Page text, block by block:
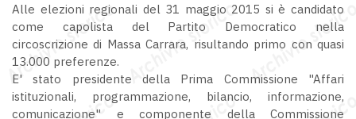
Alle elezioni regionali del 31 maggio 2015 si è candidato
come capolista del Partito Democratico nella
circoscrizione di Massa Carrara, risultando primo con quasi
13.000 preferenze.
E' stato presidente della Prima Commissione "Affari
istituzionali, programmazione, bilancio, informazione,
comunicazione" e componente della Commissione